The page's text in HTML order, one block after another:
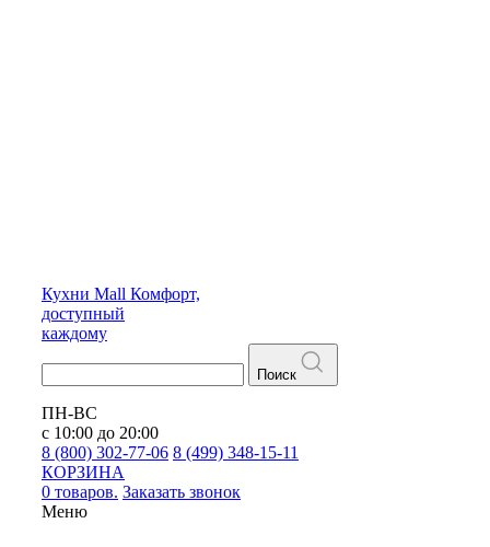
Кухни Mall Комфорт,
доступный
каждому
Поиск
ПН-ВС
с 10:00 до 20:00
8 (800) 302-77-06 8 (499) 348-15-11
КОРЗИНА
0 товаров. Заказать звонок
Меню